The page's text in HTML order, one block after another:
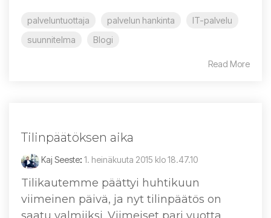
palveluntuottaja palvelun hankinta
IT-palvelu
suunnitelma
Blogi
Read More
Tilinpäätöksen aika
Kaj Seeste: 1. heinäkuuta 2015 klo 18.47.10
Tilikautemme päättyi huhtikuun
viimeinen päivä, ja nyt tilinpäätös on